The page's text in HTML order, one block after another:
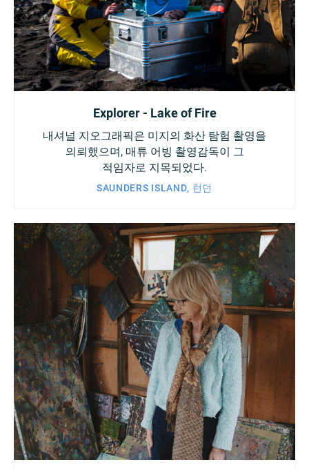
Explorer - Lake of Fire
내셔널 지오그래픽은 미지의 화산 탐험 촬영을
의뢰했으며, 매튜 어빙 촬영감독이 그
적임자로 지목되었다.
SAUNDERS ISLAND, 런던